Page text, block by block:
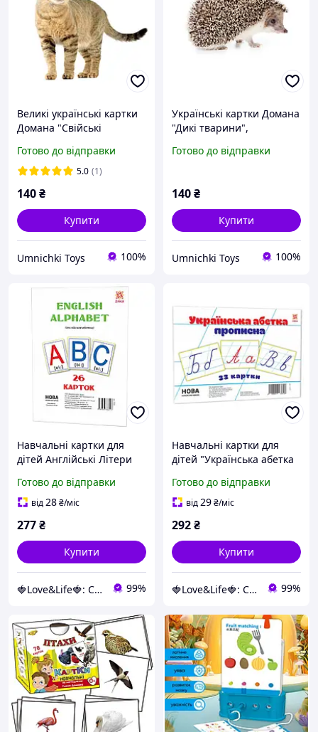
Великі українські картки
Домана "Свійські
картки, картки для дітей,
розвиваючі картки
Готово до відправки
5.0 (1)
140₴
Купити
Umnichki Toys 100%
Українські картки Домана
"Дикі тварини",
розвиваючі картки для
Готово до відправки
140₴
Купити
Umnichki Toys 100%
Навчальні картки для
дітей Англійські Літери
мм Love&Life -online-
multimarket-
Готово до відправки
від28₴/міс
277₴
Купити
🍓Love&Life🍓: Світ Здоров'я 💋 99%
Навчальні картки для
дітей "Українська абетка
Love&Life -online-
multimarket-
Готово до відправки
від29₴/міс
292₴
Купити
🍓Love&Life🍓: Світ Здоров'я 💋 99%